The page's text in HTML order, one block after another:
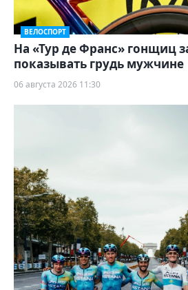
ВЕЛОСПОРТ
На «Тур де Франс» гонщиц
показывать грудь мужчине
06 августа 2026 11:30